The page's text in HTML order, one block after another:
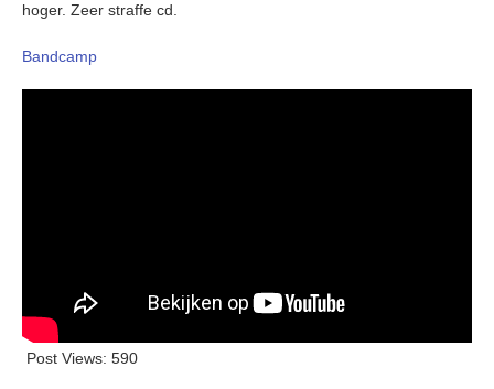
hoger. Zeer straffe cd.
Bandcamp
Post Views: 590